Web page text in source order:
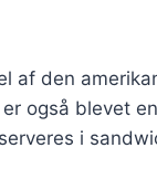
af den
også blevet
i